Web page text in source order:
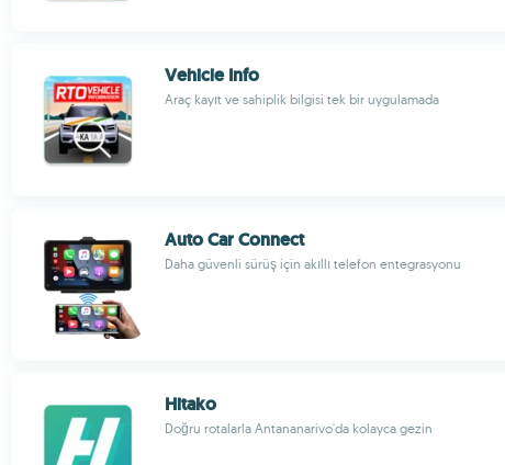
Vehicle Info
Araç kayıt ve sahiplik bilgisi tek bir uygulamada
Auto Car Connect
Daha güvenli sürüş için akıllı telefon entegrasyonu
Hitako
Doğru rotalarla Antananarivo'da kolayca gezin